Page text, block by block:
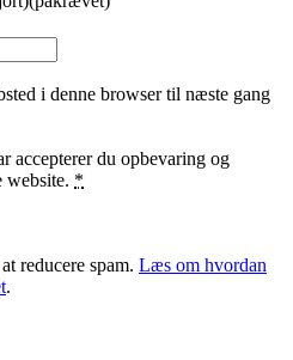
i denne browser til næste gang
accepterer du opbevaring og
website. *
reducere spam. Læs om hvordan
.